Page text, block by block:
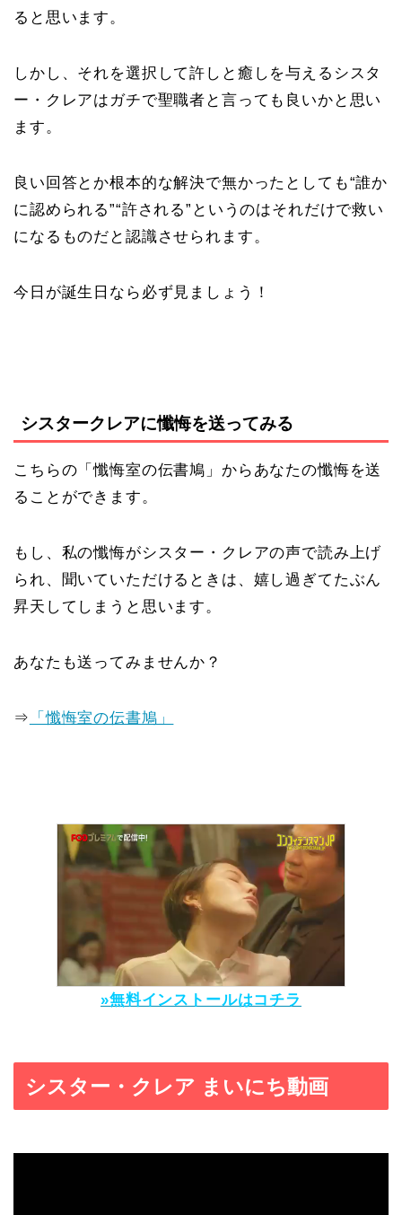
ると思います。
しかし、それを選択して許しと癒しを与えるシスタ
ー・クレアはガチで聖職者と言っても良いかと思い
ます。
良い回答とか根本的な解決で無かったとしても“誰か
に認められる”“許される”というのはそれだけで救い
になるものだと認識させられます。
今日が誕生日なら必ず見ましょう！
シスタークレアに懺悔を送ってみる
こちらの「懺悔室の伝書鳩」からあなたの懺悔を送
ることができます。
もし、私の懺悔がシスター・クレアの声で読み上げ
られ、聞いていただけるときは、嬉し過ぎてたぶん
昇天してしまうと思います。
あなたも送ってみませんか？
⇒ 「懺悔室の伝書鳩」
»無料インストールはコチラ
シスター・クレア まいにち動画